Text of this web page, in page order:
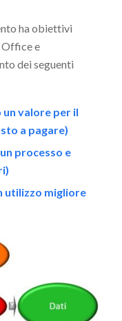
ha obiettivi
e
dei seguenti
un valore per il
a pagare)
processo e
utilizzo migliore